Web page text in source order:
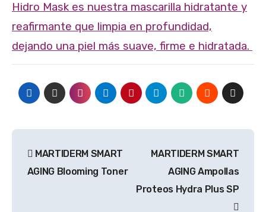
Hidro Mask es nuestra mascarilla hidratante y
reafirmante que limpia en profundidad,
dejando una piel más suave, firme e hidratada.
de
MARTIDERM SMART
AGING Blooming Toner
MARTIDERM SMART
AGING Ampollas
Proteos Hydra Plus SP